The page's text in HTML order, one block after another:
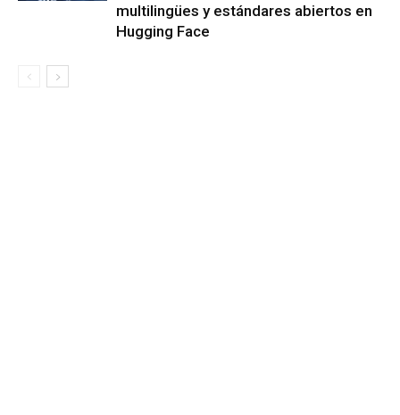
multilingües y estándares abiertos en
Hugging Face